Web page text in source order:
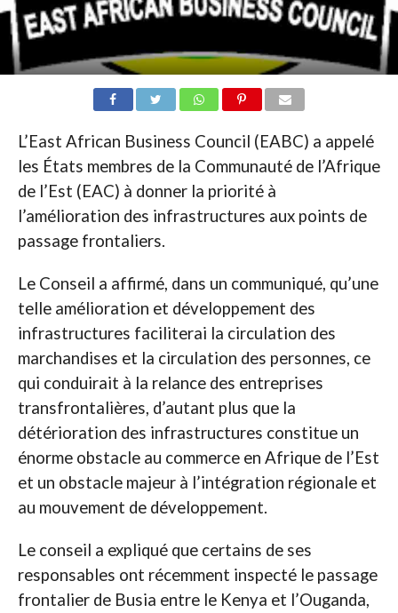
L’East African Business Council (EABC) a appelé
les États membres de la Communauté de l’Afrique
de l’Est (EAC) à donner la priorité à
l’amélioration des infrastructures aux points de
passage frontaliers.
Le Conseil a affirmé, dans un communiqué, qu’une
telle amélioration et développement des
infrastructures faciliterai la circulation des
marchandises et la circulation des personnes, ce
qui conduirait à la relance des entreprises
transfrontalières, d’autant plus que la
détérioration des infrastructures constitue un
énorme obstacle au commerce en Afrique de l’Est
et un obstacle majeur à l’intégration régionale et
au mouvement de développement.
Le conseil a expliqué que certains de ses
responsables ont récemment inspecté le passage
frontalier de Busia entre le Kenya et l’Ouganda,